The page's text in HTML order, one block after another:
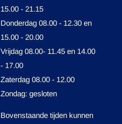
15.00 - 21.15
Donderdag 08.00 - 12.30 en
15.00 - 20.00
Vrijdag 08.00- 11.45 en 14.00
- 17.00
Zaterdag 08.00 - 12.00
Zondag: gesloten
Bovenstaande tijden kunnen